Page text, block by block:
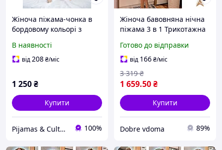
Жіноча піжама-чонка в
бордовому кольорі з
нічна сорочка, піжама
майка та шорти, халат
В наявності
від208₴/міс
1 250₴
Купити
Pijamas & Culture 100%
Жіноча бавовняна нічна
піжама 3 в 1 Трикотажна
та майкою нічна сорочка
для сну
Готово до відправки
від 166₴/міс
1 659.50₴
3 319 ₴
Купити
Dobre vdoma 89%